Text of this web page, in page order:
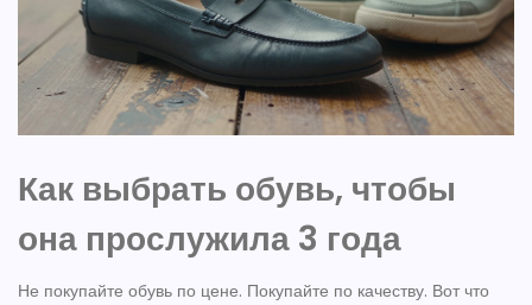
Как выбрать обувь, чтобы
она прослужила 3 года
Не покупайте обувь по цене. Покупайте по качеству. Вот что